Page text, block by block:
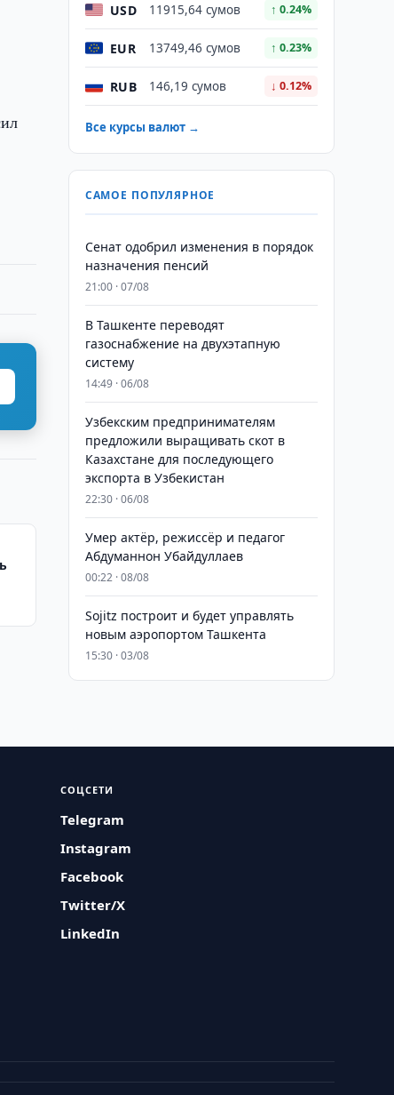
USD 11915,64 сумов ↑ 0.24%
EUR 13749,46 сумов ↑ 0.23%
RUB 146,19 сумов ↓ 0.12%
Все курсы валют →
САМОЕ ПОПУЛЯРНОЕ
Сенат одобрил изменения в порядок
назначения пенсий
21:00 · 07/08
В Ташкенте переводят
газоснабжение на двухэтапную
систему
14:49 · 06/08
Узбекским предпринимателям
предложили выращивать скот в
Казахстане для последующего
экспорта в Узбекистан
22:30 · 06/08
Умер актёр, режиссёр и педагог
Абдуманнон Убайдуллаев
00:22 · 08/08
Sojitz построит и будет управлять
новым аэропортом Ташкента
15:30 · 03/08
СОЦСЕТИ
Telegram
Instagram
Facebook
Twitter/X
LinkedIn